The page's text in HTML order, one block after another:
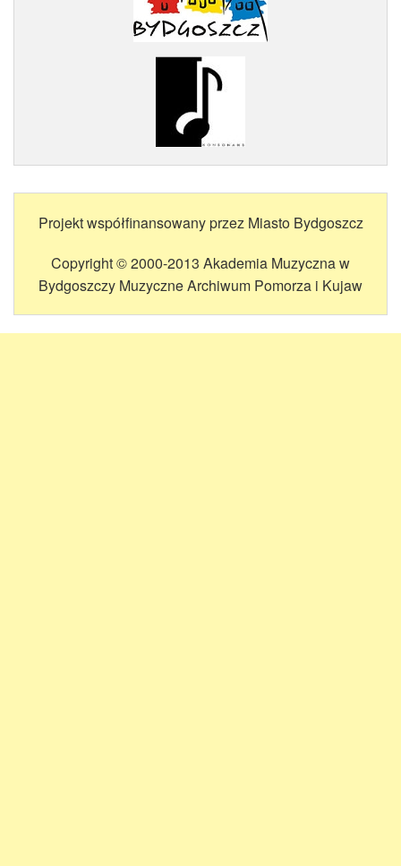
Projekt współfinansowany przez Miasto Bydgoszcz
Copyright © 2000-2013 Akademia Muzyczna w
Bydgoszczy Muzyczne Archiwum Pomorza i Kujaw